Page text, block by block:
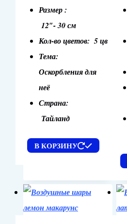
Размер :
12″- 30 см
Кол-во цветов: 5 цв
Тема:
Оскорбления для
неё
Страна:
Тайланд
В КОРЗИНУ